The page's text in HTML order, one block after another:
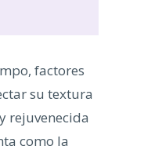
factores
su textura
rejuvenecida
como la